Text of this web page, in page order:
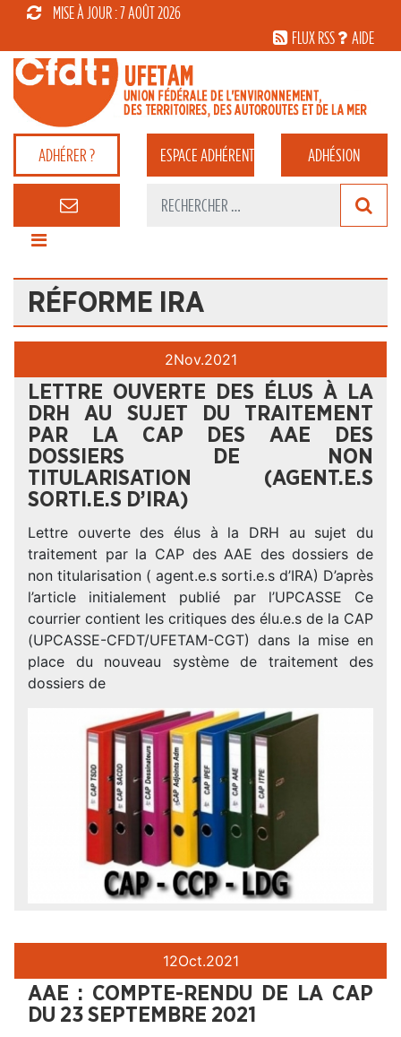
MISE À JOUR : 7 AOÛT 2026
FLUX RSS
AIDE
ADHÉRER ? ESPACEADHÉRENT ADHÉSION
RÉFORME IRA
2Nov.2021
LETTRE OUVERTE DES ÉLUS À LA
DRH AU SUJET DU TRAITEMENT
PAR LA CAP DES AAE DES
DOSSIERS DE NON
TITULARISATION (AGENT.E.S
SORTI.E.S D’IRA)
Lettre ouverte des élus à la DRH au sujet du
traitement par la CAP des AAE des dossiers de
non titularisation ( agent.e.s sorti.e.s d’IRA) D’après
l’article initialement publié par l’UPCASSE Ce
courrier contient les critiques des élu.e.s de la CAP
(UPCASSE-CFDT/UFETAM-CGT) dans la mise en
place du nouveau système de traitement des
dossiers de
12Oct.2021
AAE : COMPTE-RENDU DE LA CAP
DU 23 SEPTEMBRE 2021